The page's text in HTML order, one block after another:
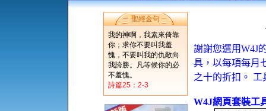
聖經金句
我的神啊，我素來倚靠
你；求你不要叫我羞
愧，不要叫我的仇敵向
我誇勝。凡等候你的必
不羞愧。
詩篇25：2-3
謝謝您選用W4J
具，以每項每月
之十的折扣。 工
W4J網頁套裝工